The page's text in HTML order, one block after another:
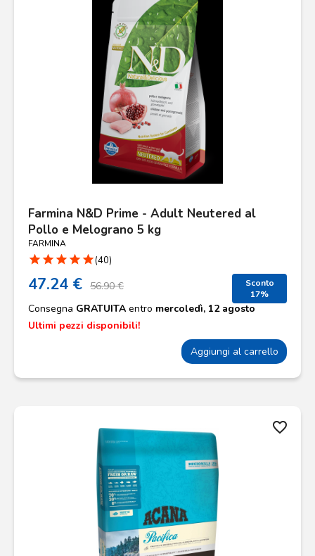
Farmina N&D Prime - Adult Neutered al
Pollo e Melograno 5 kg
FARMINA
star star star star star(40)
47.24 € 56.90 €
Sconto
17%
Consegna GRATUITA entro mercoledì, 12 agosto
Ultimi pezzi disponibili!
Aggiungi al carrello
favorite_border